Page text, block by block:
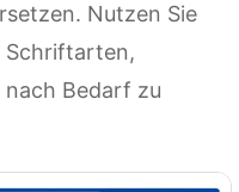
Nutzen Sie
Schriftarten,
Bedarf zu